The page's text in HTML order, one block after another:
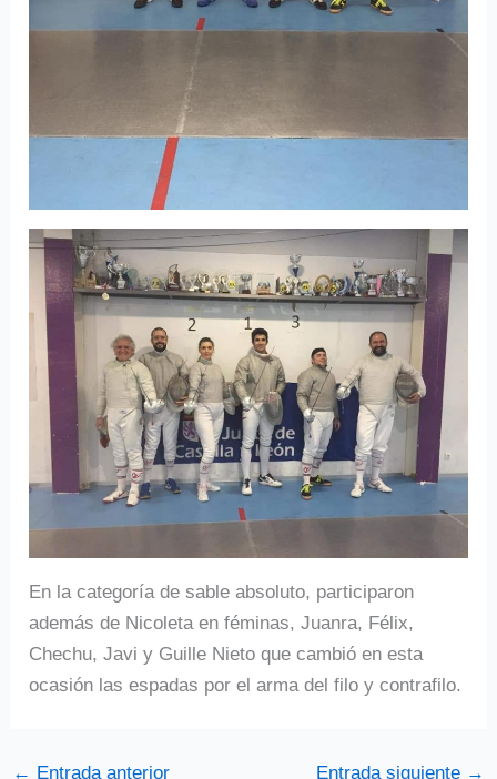
En la categoría de sable absoluto, participaron
además de Nicoleta en féminas, Juanra, Félix,
Chechu, Javi y Guille Nieto que cambió en esta
ocasión las espadas por el arma del filo y contrafilo.
← Entrada anterior Entrada siguiente →